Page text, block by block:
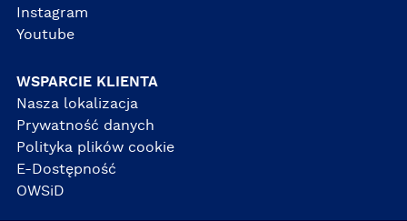
Instagram
Youtube
WSPARCIE KLIENTA
Nasza lokalizacja
Prywatność danych
Polityka plików cookie
E-Dostępność
OWSiD